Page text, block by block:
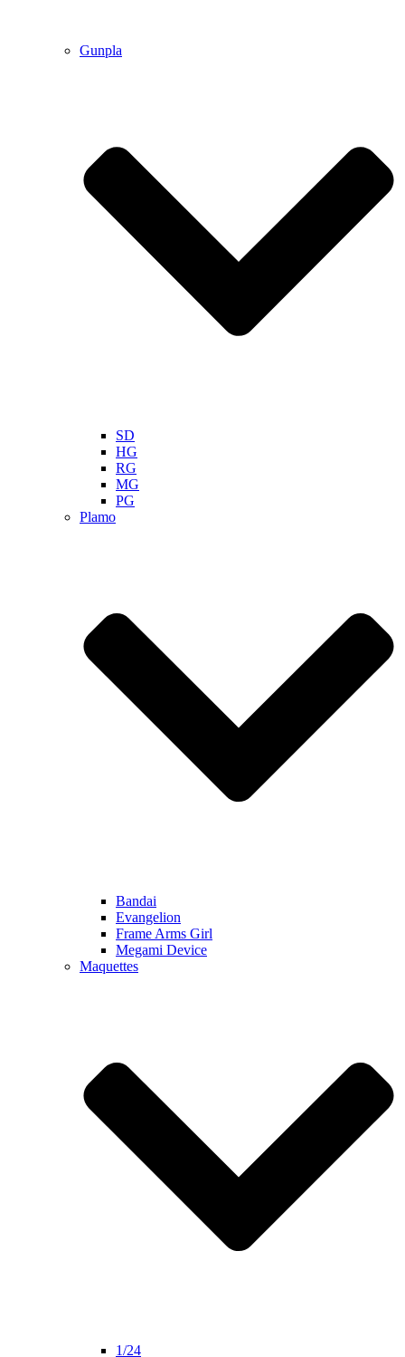
Gunpla
SD
HG
RG
MG
PG
Plamo
Bandai
Evangelion
Frame Arms Girl
Megami Device
Maquettes
1/24